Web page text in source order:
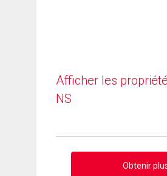
Afficher les
NS
Obtenir